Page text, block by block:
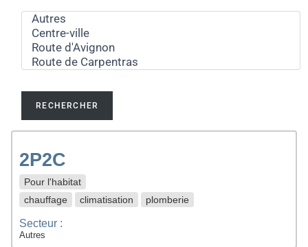
2P2C
Pour l'habitat
chauffage
climatisation plomberie
Secteur :
Autres